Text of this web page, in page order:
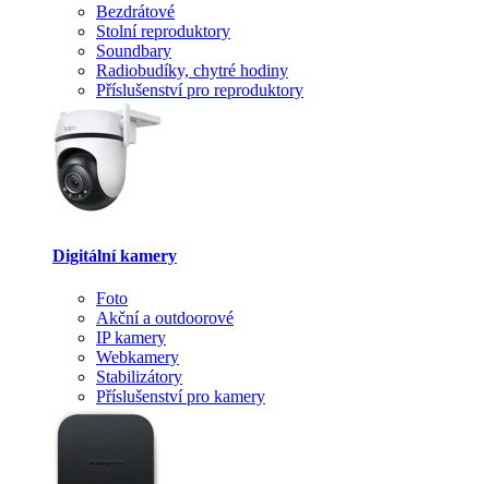
Bezdrátové
Stolní reproduktory
Soundbary
Radiobudíky, chytré hodiny
Příslušenství pro reproduktory
Digitální kamery
Foto
Akční a outdoorové
IP kamery
Webkamery
Stabilizátory
Příslušenství pro kamery